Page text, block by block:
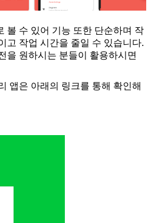
볼 수 있어 기능 또한 단순하며 작
고 작업 시간을 줄일 수 있습니다.
을 원하시는 분들이 활용하시면
앱은 아래의 링크를 통해 확인해